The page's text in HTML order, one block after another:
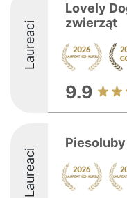
Laureaci
Lovely
zwierząt
9.9
Laureaci
Piesoluby